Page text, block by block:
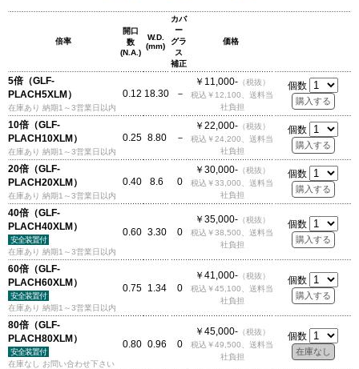
倍率
開口
数
(N.A.)
W.D.
(mm)
カバ
ー
グラ
ス
補正
価格
5倍（GLF-
PLACH5XLM）
在庫あり 納期1～3営業日以内
0.12 18.30 －
￥11,000-（税抜）
税込￥12,100、送料当
社負担
個数
10倍（GLF-
PLACH10XLM）
在庫あり 納期1～3営業日以内
0.25 8.80 －
￥22,000-（税抜）
税込￥24,200、送料当
社負担
個数
20倍（GLF-
PLACH20XLM）
在庫あり 納期1～3営業日以内
0.40 8.6 0
￥30,000-（税抜）
税込￥33,000、送料当
社負担
個数
40倍（GLF-
PLACH40XLM）
安全装置付
在庫あり 納期1～3営業日以内
0.60 3.30 0
￥35,000-（税抜）
税込￥38,500、送料当
社負担
個数
60倍（GLF-
PLACH60XLM）
安全装置付
在庫あり 納期1～3営業日以内
0.75 1.34 0
￥41,000-（税抜）
税込￥45,100、送料当
社負担
個数
80倍（GLF-
PLACH80XLM）
安全装置付
在庫なし お問い合わせ下さい
0.80 0.96 0
￥45,000-（税抜）
税込￥49,500、送料当
社負担
個数